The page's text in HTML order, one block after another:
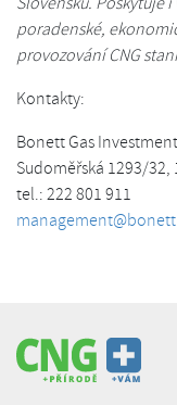
poradenské,
provozování CNG
Kontakty:
Bonett Gas
Sudoměřská 1293/32,
tel.: 222 801 911